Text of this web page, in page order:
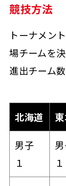
競技方法
トーナメン
場チームを
進出チーム
北海道
男子
１
１